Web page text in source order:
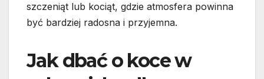
szczeniąt lub kociąt, gdzie atmosfera powinna
być bardziej radosna i przyjemna.
Jak dbać o koce w